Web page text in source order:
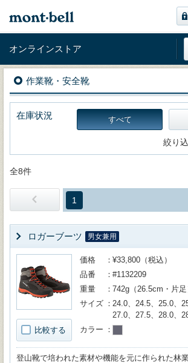
オンラインストア
作業靴・安全靴
在庫状況 すべて
絞り
全8件
1
ロガーブーツ 男女兼用
比較する
価格
¥33,800（税込）
品番
#1132209
重量
742g（26.5cm・片足
サイズ
24.0、24.5、25.0、
27.0、27.5、28.0、
カラー
登山靴で培われた素材や機能を元に作られた林